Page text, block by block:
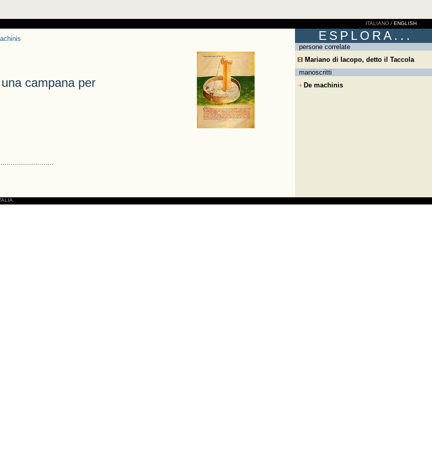
ITALIANO / ENGLISH
campana per
ESPLORA...
persone correlate
Mariano di Iacopo, detto il Taccola
manoscritti
De machinis